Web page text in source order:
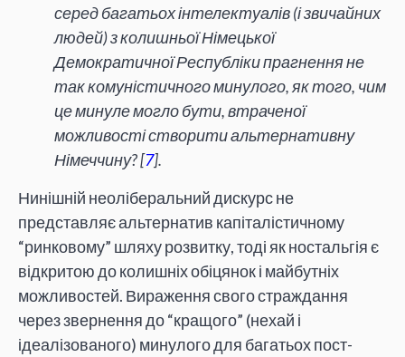
серед багатьох інтелектуалів (і звичайних
людей) з колишньої Німецької
Демократичної Республіки прагнення не
так комуністичного минулого, як того, чим
це минуле могло бути, втраченої
можливості створити альтернативну
Німеччину? [7].
Нинішній неоліберальний дискурс не
представляє альтернатив капіталістичному
“ринковому” шляху розвитку, тоді як ностальгія є
відкритою до колишніх обіцянок і майбутніх
можливостей. Вираження свого страждання
через звернення до “кращого” (нехай і
ідеалізованого) минулого для багатьох пост-